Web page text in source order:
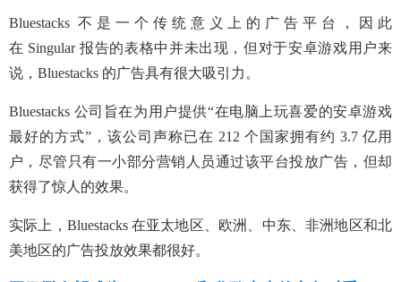
Bluestacks 不是一个传统意义上的广告平台，因此
在 Singular 报告的表格中并未出现，但对于安卓游戏用户来
说，Bluestacks 的广告具有很大吸引力。
Bluestacks 公司旨在为用户提供“在电脑上玩喜爱的安卓游戏
最好的方式”，该公司声称已在 212 个国家拥有约 3.7 亿用
户，尽管只有一小部分营销人员通过该平台投放广告，但却
获得了惊人的效果。
实际上，Bluestacks 在亚太地区、 欧洲、中东、非洲地区和北
美地区的广告投放效果都很好。